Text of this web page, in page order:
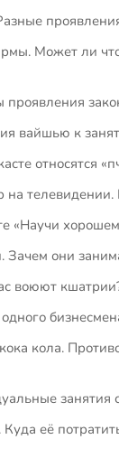
Может ли
вайшью к
относятся
на
«Научи
Зачем они
воюют
кола.
занятия
её